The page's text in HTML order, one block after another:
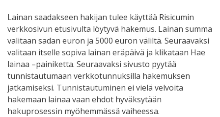
Lainan saadakseen hakijan tulee käyttää Risicumin
verkkosivun etusivulta löytyvä hakemus. Lainan summa
valitaan sadan euron ja 5000 euron väliltä. Seuraavaksi
valitaan itselle sopiva lainan eräpäivä ja klikataan Hae
lainaa –painiketta. Seuraavaksi sivusto pyytää
tunnistautumaan verkkotunnuksilla hakemuksen
jatkamiseksi. Tunnistautuminen ei vielä velvoita
hakemaan lainaa vaan ehdot hyväksytään
hakuprosessin myöhemmässä vaiheessa.